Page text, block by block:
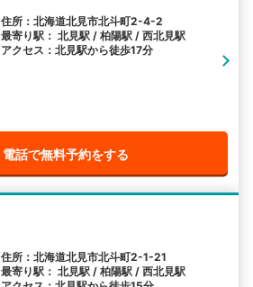
住所：北海道北見市北斗町2-4-2
最寄り駅： 北見駅 / 柏陽駅 / 西北見駅
アクセス：北見駅から徒歩17分
電話で無料予約をする
住所：北海道北見市北斗町2-1-21
最寄り駅： 北見駅 / 柏陽駅 / 西北見駅